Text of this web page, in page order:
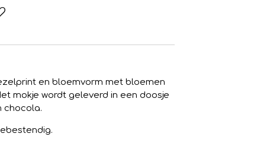
en bloemvorm met bloemen
mokje wordt geleverd in een doosje
chocola.